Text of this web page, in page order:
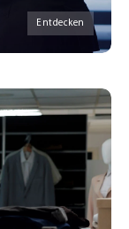
Entdecken